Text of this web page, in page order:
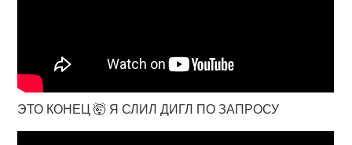
ЭТО КОНЕЦ 🤯 Я СЛИЛ ДИГЛ ПО ЗАПРОСУ